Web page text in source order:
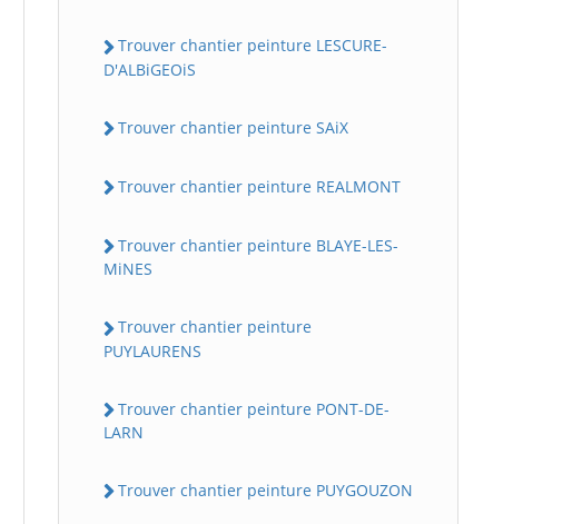
Trouver chantier peinture LESCURE-
D'ALBiGEOiS
Trouver chantier peinture SAiX
Trouver chantier peinture REALMONT
Trouver chantier peinture BLAYE-LES-
MiNES
Trouver chantier peinture
PUYLAURENS
Trouver chantier peinture PONT-DE-
LARN
Trouver chantier peinture PUYGOUZON